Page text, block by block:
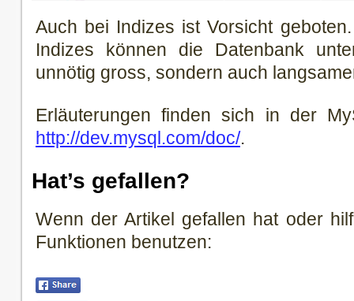
Auch bei Indizes ist Vorsicht
Indizes können die Datenbank
unnötig gross, sondern auch
Erläuterungen finden sich in der
http://dev.mysql.com/doc/.
Hat’s gefallen?
Wenn der Artikel gefallen hat oder
Funktionen benutzen: